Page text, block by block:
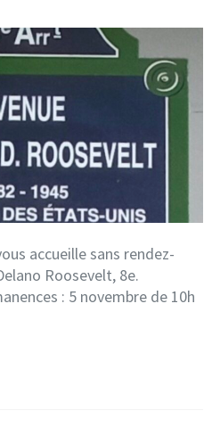
accueille sans rendez-
Roosevelt, 8e.
: 5 novembre de 10h